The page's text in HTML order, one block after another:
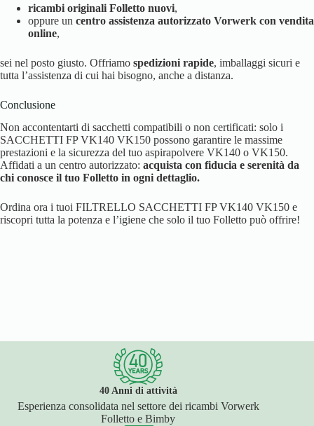
ricambi originali Folletto nuovi,
oppure un centro assistenza autorizzato Vorwerk con vendita
online,
sei nel posto giusto. Offriamo spedizioni rapide, imballaggi sicuri e
tutta l’assistenza di cui hai bisogno, anche a distanza.
Conclusione
Non accontentarti di sacchetti compatibili o non certificati: solo i
SACCHETTI FP VK140 VK150 possono garantire le massime
prestazioni e la sicurezza del tuo aspirapolvere VK140 o VK150.
Affidati a un centro autorizzato: acquista con fiducia e serenità da
chi conosce il tuo Folletto in ogni dettaglio.
Ordina ora i tuoi FILTRELLO SACCHETTI FP VK140 VK150 e
riscopri tutta la potenza e l’igiene che solo il tuo Folletto può offrire!
40 Anni di attività
Esperienza consolidata nel settore dei ricambi Vorwerk
Folletto e Bimby